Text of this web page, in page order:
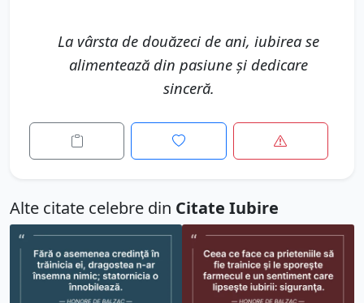
La vârsta de douăzeci de ani, iubirea se
alimentează din pasiune și dedicare
sinceră.
Alte citate celebre din Citate Iubire